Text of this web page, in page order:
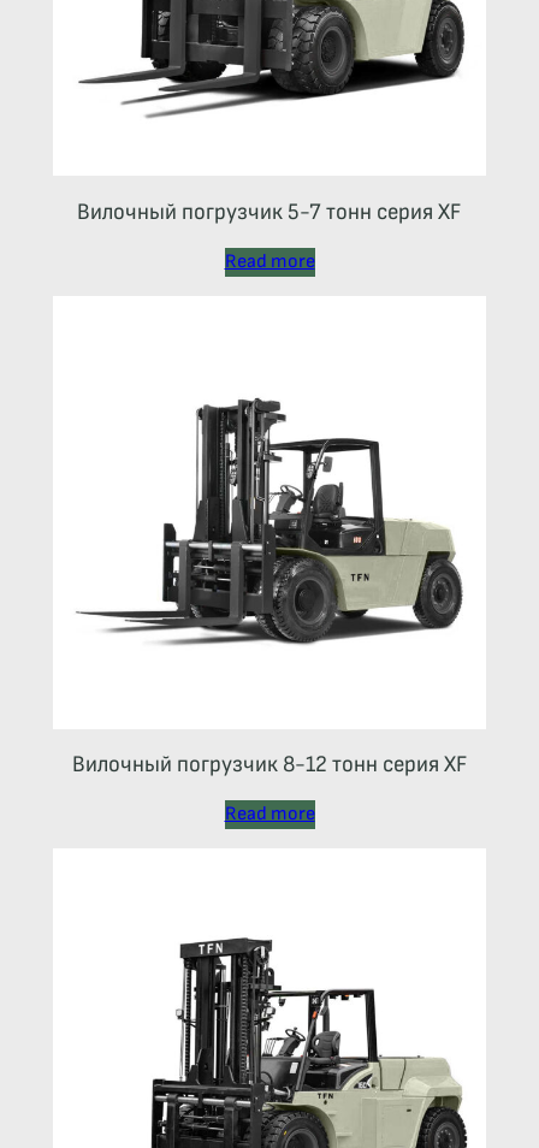
Вилочный погрузчик 5-7 тонн серия XF
Read more
Вилочный погрузчик 8-12 тонн серия XF
Read more